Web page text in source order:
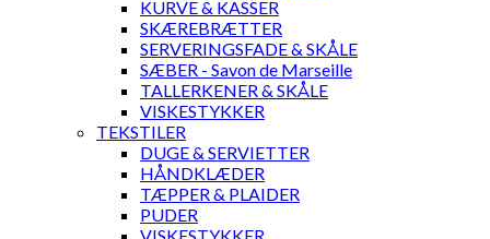
KURVE & KASSER
SKÆREBRÆTTER
SERVERINGSFADE & SKÅLE
SÆBER - Savon de Marseille
TALLERKENER & SKÅLE
VISKESTYKKER
TEKSTILER
DUGE & SERVIETTER
HÅNDKLÆDER
TÆPPER & PLAIDER
PUDER
VISKESTYKKER